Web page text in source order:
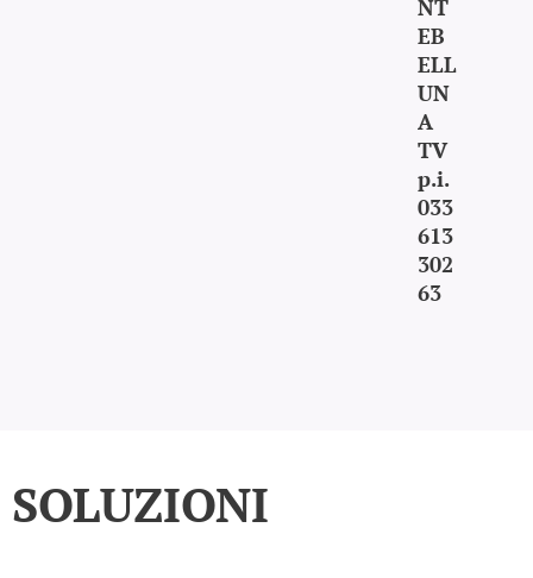
NT
EB
ELL
UN
A
TV
p.i.
033
613
302
63
SOLUZIONI